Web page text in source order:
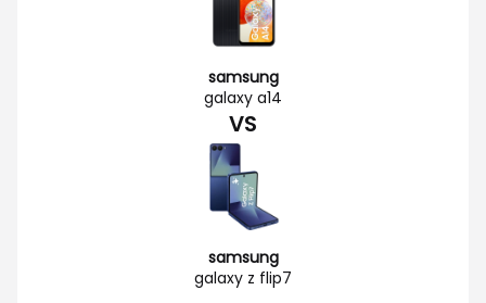
samsung
galaxy a14
VS
samsung
galaxy z flip7